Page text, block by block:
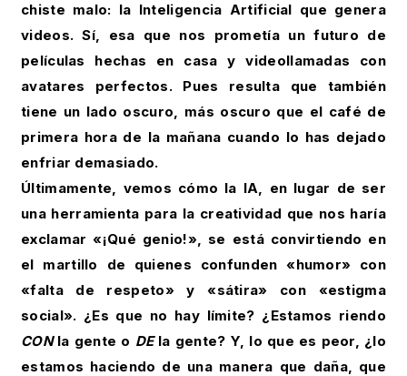
chiste malo: la Inteligencia Artificial que genera
videos. Sí, esa que nos prometía un futuro de
películas hechas en casa y videollamadas con
avatares perfectos. Pues resulta que también
tiene un lado oscuro, más oscuro que el café de
primera hora de la mañana cuando lo has dejado
enfriar demasiado.
Últimamente, vemos cómo la IA, en lugar de ser
una herramienta para la creatividad que nos haría
exclamar «¡Qué genio!», se está convirtiendo en
el martillo de quienes confunden «humor» con
«falta de respeto» y «sátira» con «estigma
social». ¿Es que no hay límite? ¿Estamos riendo
CONla gente o DEla gente? Y, lo que es peor, ¿lo
estamos haciendo de una manera que daña, que